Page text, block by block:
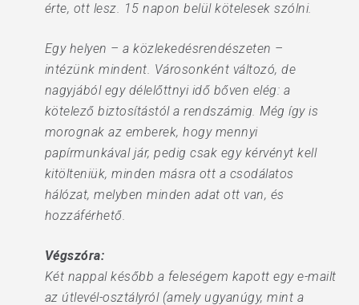
érte, ott lesz. 15 napon belül kötelesek szólni.
Egy helyen – a közlekedésrendészeten –
intézünk mindent. Városonként változó, de
nagyjából egy délelőttnyi idő bőven elég: a
kötelező biztosítástól a rendszámig. Még így is
morognak az emberek, hogy mennyi
papírmunkával jár, pedig csak egy kérvényt kell
kitölteniük, minden másra ott a csodálatos
hálózat, melyben minden adat ott van, és
hozzáférhető.
Végszóra:
Két nappal később a feleségem kapott egy e-mailt
az útlevél-osztályról (amely ugyanúgy, mint a